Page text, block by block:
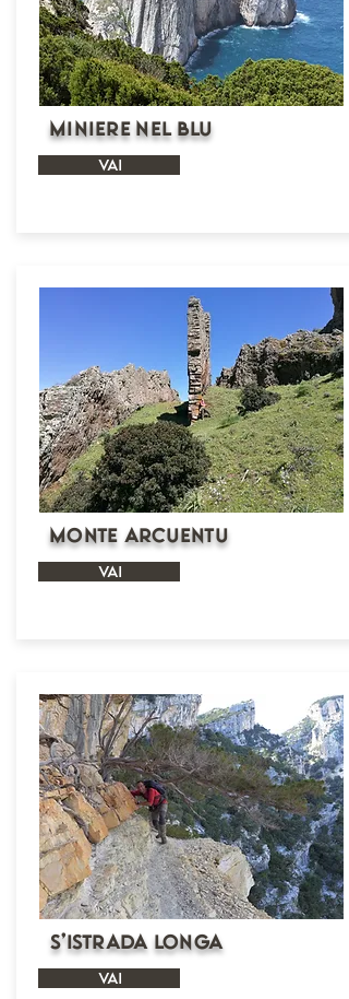
Miniere nel Blu
VAI
Monte Arcuentu
VAI
S’Istrada Longa
VAI